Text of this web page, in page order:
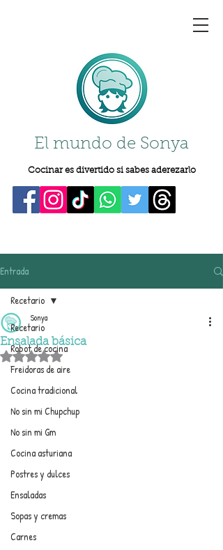
El mundo de Sonya
Cocinar es divertido si sabes aderezarlo
Entrada
Recetario
Robot de cocina
Freidoras de aire
Cocina tradicional
No sin mi Chupchup
No sin mi Gm
Cocina asturiana
Postres y dulces
Ensaladas
Sopas y cremas
Carnes
Recetario
Ensalada básica
Sonya
Obtuvo NaN de 5 estrellas.